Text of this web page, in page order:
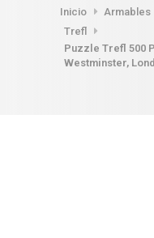
Inicio Armables
Trefl
Puzzle Trefl 500
Westminster,